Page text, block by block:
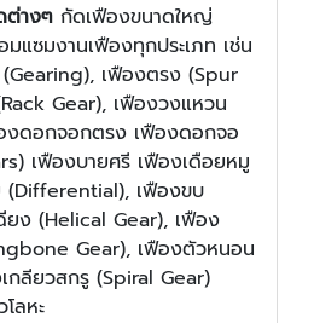
ต่างๆ กัดเฟืองขนาดใหญ่
แซมงานเฟืองทุกประเภท เช่น
เฟืองตรง (Spur
Gear), เฟืองวงแหวน
งดอกจอกตรง เฟืองดอกจอ
เฟืองบายศรี เฟืองเดือยหมู
เฟืองขบ
ยง (Helical Gear), เฟือง
Gear), เฟืองตัวหนอน
กลียวสกรู (Spiral Gear)
ลหะ